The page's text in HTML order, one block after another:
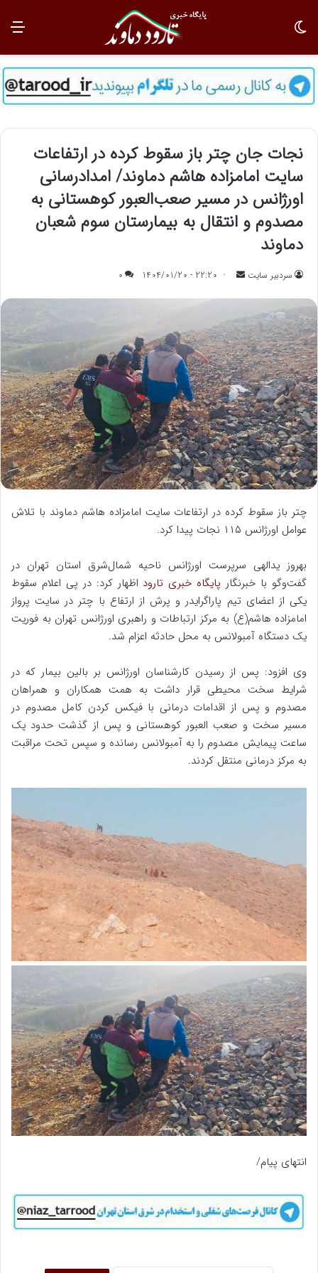
نجات جان چتر باز سقوط کرده در ارتفاعات
سایت امامزاده هاشم دماوند/ امدادرسانی
اورژانس در مسیر صعب‌العبور کوهستانی به
مصدوم و انتقال به بیمارستان سوم شعبان
دماوند
سردبیر سایت
ا
ل
ب
ه
ا
ی
م
ی
ل
22:20 - 1404/01/20
0
چتر باز سقوط کرده در ارتفاعات سایت امامزاده هاشم دماوند با تلاش
عوامل اورژانس ۱۱۵ نجات پیدا کرد.
بهروز یدالهی سرپرست اورژانس ناحیه شمال‌شرق استان تهران در
گفت‌وگو با خبرنگار پایگاه خبری تارود اظهار کرد: در پی اعلام سقوط
یکی از اعضای تیم پاراگرایدر و پرش از ارتفاع با چتر در سایت پرواز
امامزاده هاشم(ع) به مرکز ارتباطات و راهبری اورژانس تهران به فوریت
یک دستگاه آمبولانس به محل حادثه اعزام شد.
وی افزود: پس از رسیدن کارشناسان اورژانس بر بالین بیمار که در
شرایط سخت محیطی قرار داشت به همت همکاران و همراهان
مصدوم و پس از اقدامات درمانی با فیکس کردن کامل مصدوم در
مسیر سخت و صعب العبور کوهستانی و پس از گذشت حدود یک
ساعت پیمایش مصدوم را به آمبولانس رسانده و سپس تحت مراقبت
به مرکز درمانی منتقل کردند.
انتهای پیام/